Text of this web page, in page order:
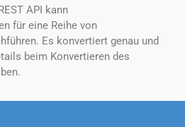
API kann
für eine Reihe von
Es konvertiert genau und
beim Konvertieren des